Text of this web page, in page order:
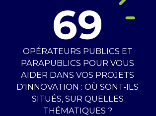
L&SMART, EXPERT EN GESTION
ÉNERGÉTIQUE DES BÂTIMENTS
PUBLIÉ LE
05 AOÛT 2026
L’entreprise L&Smart est une entreprise
dans la gestion énergétique, plus
Gestion Technique du Bâtiment (GTB),
Chiffres clés
69
OPÉRATEURS PUBLICS ET
PARAPUBLICS POUR VOUS
AIDER DANS VOS PROJETS
D'INNOVATION : OÙ SONT-ILS
SITUÉS, SUR QUELLES
THÉMATIQUES ?